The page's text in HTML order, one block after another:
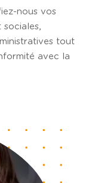
nous vos
tout
avec la